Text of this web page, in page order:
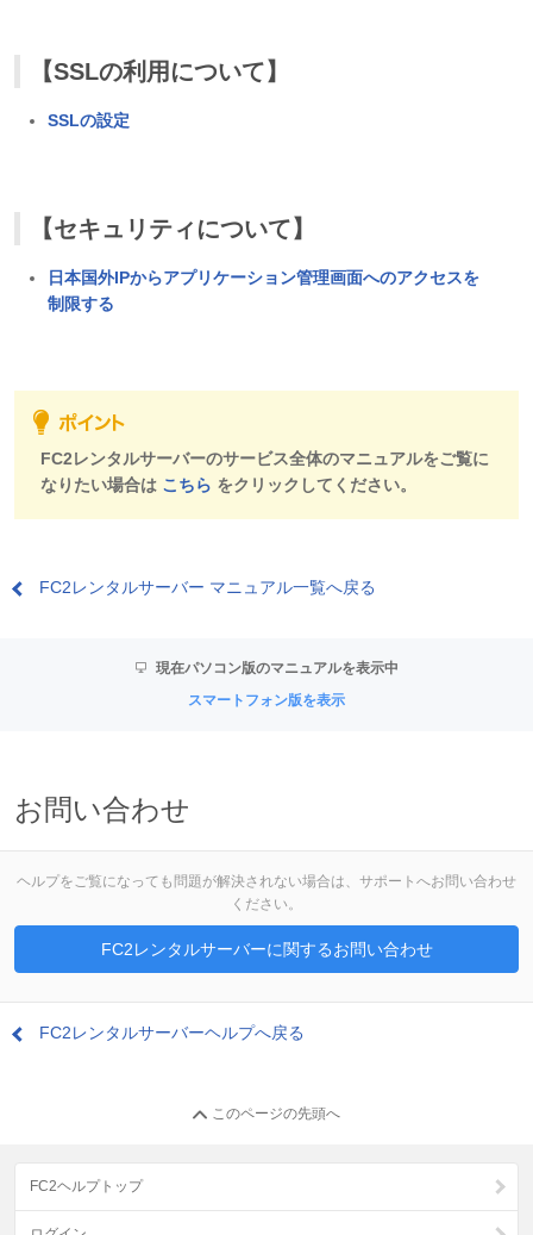
【SSLの利用について】
SSLの設定
【セキュリティについて】
日本国外IPからアプリケーション管理画面へのアクセスを
制限する
FC2レンタルサーバーのサービス全体のマニュアルをご覧に
なりたい場合は こちら をクリックしてください。
FC2レンタルサーバー マニュアル一覧へ戻る
現在パソコン版のマニュアルを表示中
スマートフォン版を表示
お問い合わせ
ヘルプをご覧になっても問題が解決されない場合は、サポートへお問い合わせ
ください。
FC2レンタルサーバーに関するお問い合わせ
FC2レンタルサーバーヘルプへ戻る
このページの先頭へ
FC2ヘルプトップ